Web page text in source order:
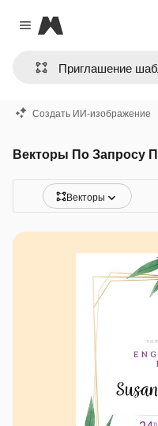
Close menu
Magnific
Создать ИИ-изображение
Векторы